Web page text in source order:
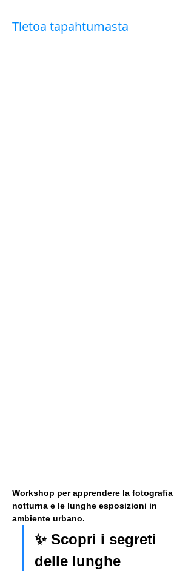
Tietoa tapahtumasta
Workshop per apprendere la fotografia
notturna e le lunghe esposizioni in
ambiente urbano.
✨ Scopri i segreti
delle lunghe